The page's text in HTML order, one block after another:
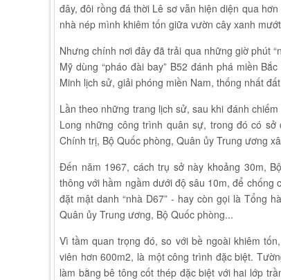
đây, đôi rồng đá thời Lê sơ vẫn hiện diện qua
nhà nép mình khiêm tốn giữa vườn cây xanh
Nhưng chính nơi đây đã trải qua những giờ phút
Mỹ dùng “pháo đài bay” B52 đánh phá miền
Minh lịch sử, giải phóng miền Nam, thống nhất
Lần theo những trang lịch sử, sau khi đánh
Long những công trình quân sự, trong đó có
Chính trị, Bộ Quốc phòng, Quân ủy Trung ương
Đến năm 1967, cách trụ sở này khoảng 30m,
thông với hầm ngầm dưới độ sâu 10m, để
đặt mật danh “nhà D67” - hay còn gọi là Tổng
Quân ủy Trung ương, Bộ Quốc phòng...
Vì tầm quan trọng đó, so với bề ngoài khiêm
viên hơn 600m2, là một công trình đặc biệt.
làm bằng bê tông cốt thép đặc biệt với hai lớp